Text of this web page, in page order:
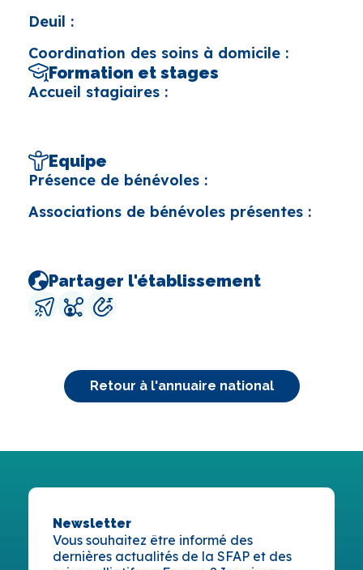
Deuil :
Coordination des soins à domicile :
Formation et stages
Accueil stagiaires :
Equipe
Présence de bénévoles :
Associations de bénévoles présentes :
Partager l'établissement
Retour à l'annuaire national
Newsletter
Vous souhaitez être informé des
dernières actualités de la SFAP et des